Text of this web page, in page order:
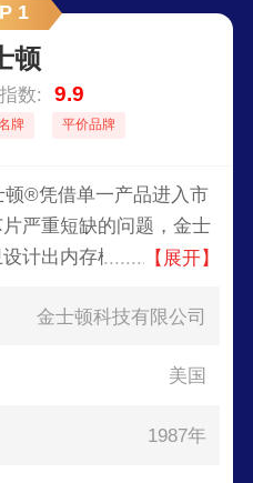
1
顿
数: 9.9
牌 平价品牌
顿®凭借单一产品进入市
严重短缺的问题，金士
计出内存模组，同时重
测试流程之一、独特的
可靠性标准。金士顿的
，公司也为半导体制造
【展开】
金士顿科技有限公司
美国
1987年